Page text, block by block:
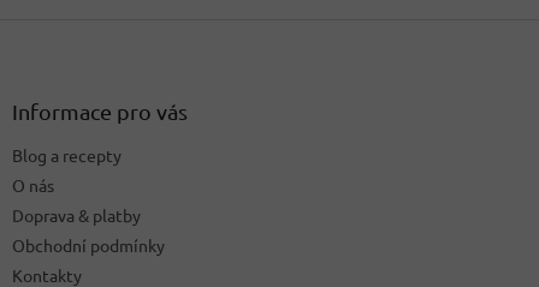
Informace pro vás
Blog a recepty
O nás
Doprava & platby
Obchodní podmínky
Kontakty